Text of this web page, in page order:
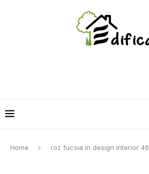
Home roz fucsia in design interior 46